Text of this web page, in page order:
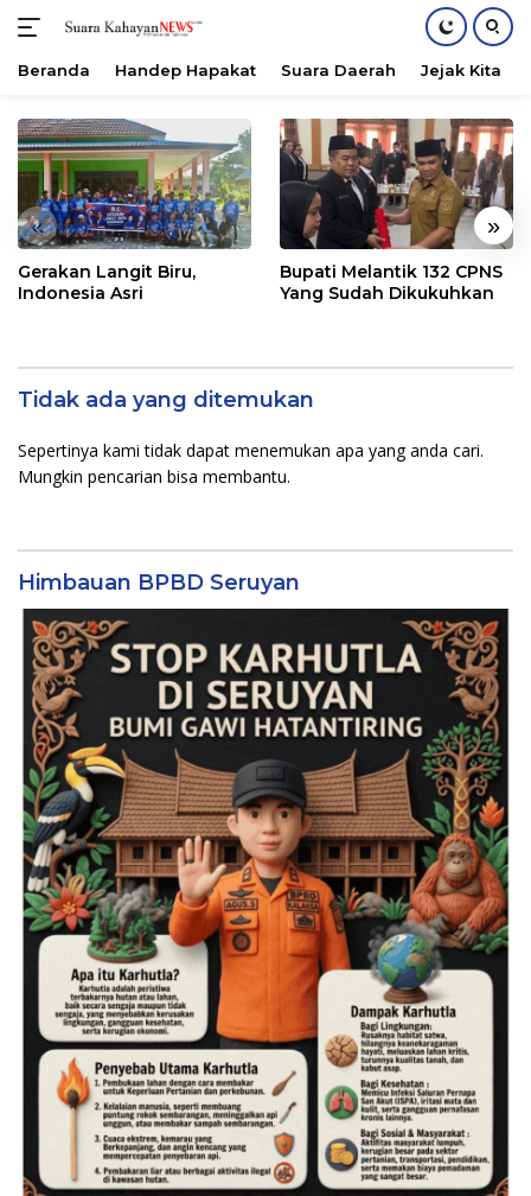
konten
Beranda Handep Hapakat Suara Daerah Jejak Kita
« »
Gerakan Langit Biru,
Indonesia Asri
Bupati Melantik 132 CPNS
Yang Sudah Dikukuhkan
Tidak ada yang ditemukan
Sepertinya kami tidak dapat menemukan apa yang anda cari.
Mungkin pencarian bisa membantu.
Himbauan BPBD Seruyan